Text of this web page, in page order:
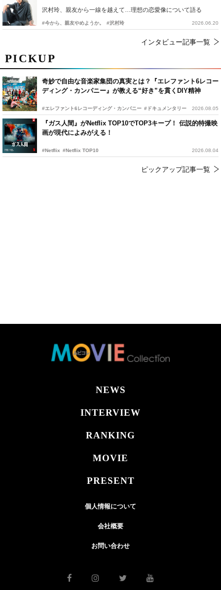
PICKUP
奇妙で自由な音楽家集団の真実とは？『エレファント6レコー
ディング・カンパニー』が教える“好き”を貫くDIY精神
#エレファント6レコーディング・カンパニー #ドキュメンタリー 2026.08.05
『ガス人間』がNetflix TOP10でTOP3キープ！ 伝説的特撮映
画が現代によみがえる！
#Netflix #Netflix TOP10 2026.08.04
ピックアップ記事一覧
沢村玲、親友から一線を越えて…理想の恋愛像について語る
#今から、親友やめようか。 #沢村玲 2026.06.20
インタビュー記事一覧
NEWS
INTERVIEW
RANKING
MOVIE
PRESENT
個人情報について
会社概要
お問い合わせ